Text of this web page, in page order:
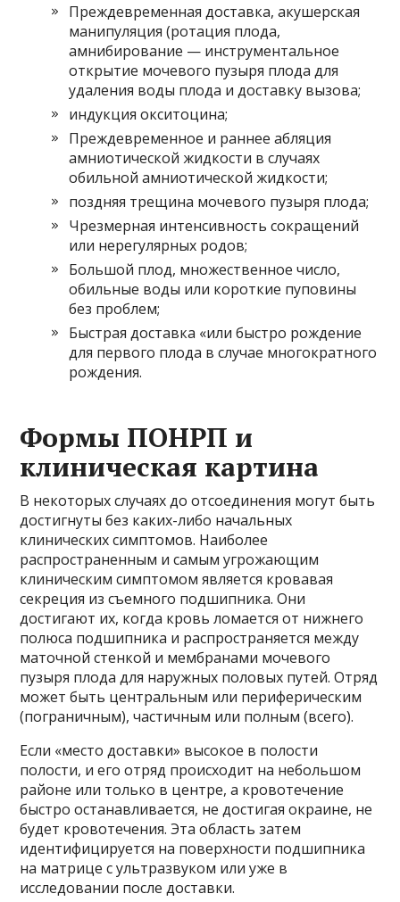
Преждевременная доставка, акушерская
манипуляция (ротация плода,
амнибирование — инструментальное
открытие мочевого пузыря плода для
удаления воды плода и доставку вызова;
индукция окситоцина;
Преждевременное и раннее абляция
амниотической жидкости в случаях
обильной амниотической жидкости;
поздняя трещина мочевого пузыря плода;
Чрезмерная интенсивность сокращений
или нерегулярных родов;
Большой плод, множественное число,
обильные воды или короткие пуповины
без проблем;
Быстрая доставка «или быстро рождение
для первого плода в случае многократного
рождения.
Формы ПОНРП и
клиническая картина
В некоторых случаях до отсоединения могут быть
достигнуты без каких-либо начальных
клинических симптомов. Наиболее
распространенным и самым угрожающим
клиническим симптомом является кровавая
секреция из съемного подшипника. Они
достигают их, когда кровь ломается от нижнего
полюса подшипника и распространяется между
маточной стенкой и мембранами мочевого
пузыря плода для наружных половых путей. Отряд
может быть центральным или периферическим
(пограничным), частичным или полным (всего).
Если «место доставки» высокое в полости
полости, и его отряд происходит на небольшом
районе или только в центре, а кровотечение
быстро останавливается, не достигая окраине, не
будет кровотечения. Эта область затем
идентифицируется на поверхности подшипника
на матрице с ультразвуком или уже в
исследовании после доставки.